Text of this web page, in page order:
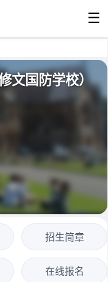
☰
文国防学校）
招生简章
在线报名